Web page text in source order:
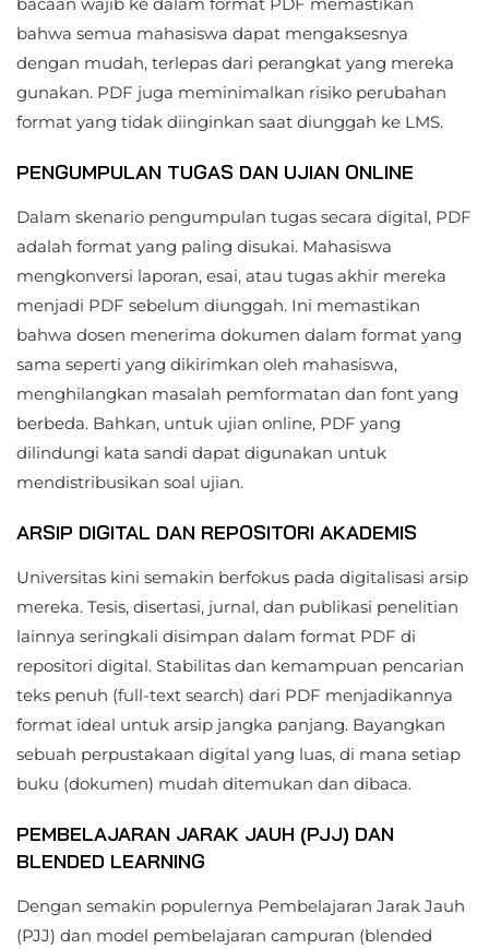
bacaan wajib ke dalam format PDF memastikan
bahwa semua mahasiswa dapat mengaksesnya
dengan mudah, terlepas dari perangkat yang mereka
gunakan. PDF juga meminimalkan risiko perubahan
format yang tidak diinginkan saat diunggah ke LMS.
PENGUMPULAN TUGAS DAN UJIAN ONLINE
Dalam skenario pengumpulan tugas secara digital, PDF
adalah format yang paling disukai. Mahasiswa
mengkonversi laporan, esai, atau tugas akhir mereka
menjadi PDF sebelum diunggah. Ini memastikan
bahwa dosen menerima dokumen dalam format yang
sama seperti yang dikirimkan oleh mahasiswa,
menghilangkan masalah pemformatan dan font yang
berbeda. Bahkan, untuk ujian online, PDF yang
dilindungi kata sandi dapat digunakan untuk
mendistribusikan soal ujian.
ARSIP DIGITAL DAN REPOSITORI AKADEMIS
Universitas kini semakin berfokus pada digitalisasi arsip
mereka. Tesis, disertasi, jurnal, dan publikasi penelitian
lainnya seringkali disimpan dalam format PDF di
repositori digital. Stabilitas dan kemampuan pencarian
teks penuh (full-text search) dari PDF menjadikannya
format ideal untuk arsip jangka panjang. Bayangkan
sebuah perpustakaan digital yang luas, di mana setiap
buku (dokumen) mudah ditemukan dan dibaca.
PEMBELAJARAN JARAK JAUH (PJJ) DAN
BLENDED LEARNING
Dengan semakin populernya Pembelajaran Jarak Jauh
(PJJ) dan model pembelajaran campuran (blended